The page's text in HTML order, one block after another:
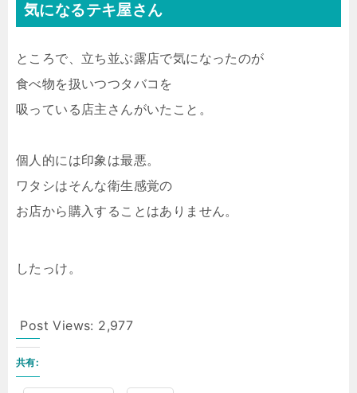
気になるテキ屋さん
ところで、立ち並ぶ露店で気になったのが
食べ物を扱いつつタバコを
吸っている店主さんがいたこと。
個人的には印象は最悪。
ワタシはそんな衛生感覚の
お店から購入することはありません。
したっけ。
Post Views: 2,977
共有: